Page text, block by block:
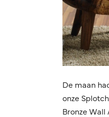
De maan
onze
Bronze